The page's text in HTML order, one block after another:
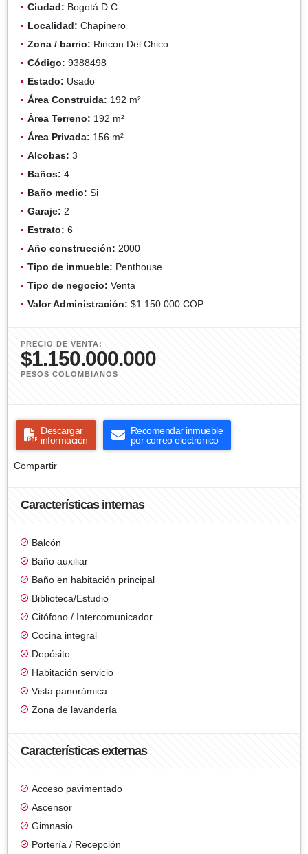
Ciudad: Bogotá D.C.
Localidad: Chapinero
Zona / barrio: Rincon Del Chico
Código: 9388498
Estado: Usado
Área Construida: 192 m²
Área Terreno: 192 m²
Área Privada: 156 m²
Alcobas: 3
Baños: 4
Baño medio: Si
Garaje: 2
Estrato: 6
Año construcción: 2000
Tipo de inmueble: Penthouse
Tipo de negocio: Venta
Valor Administración: $1.150.000 COP
PRECIO DE VENTA:
$1.150.000.000
PESOS COLOMBIANOS
Descargar
información
Recomendar inmueble
por correo electrónico
Compartir
Características internas
Balcón
Baño auxiliar
Baño en habitación principal
Biblioteca/Estudio
Citófono / Intercomunicador
Cocina integral
Depósito
Habitación servicio
Vista panorámica
Zona de lavandería
Características externas
Acceso pavimentado
Ascensor
Gimnasio
Portería / Recepción